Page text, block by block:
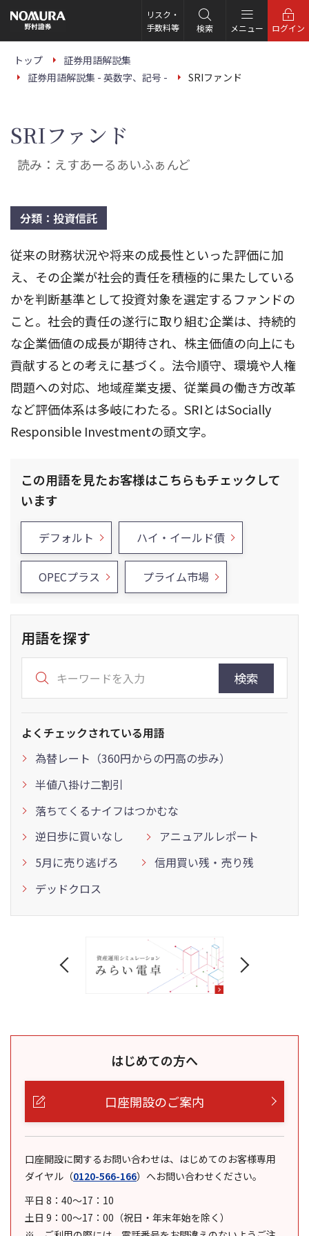
の
ー
リスク・
手数料等
検索 メニュー ログイン
トップ
証券用語解説集
証券用語解説集 - 英数字、記号 -
SRIファンド
SRIファンド
読み：えすあーるあいふぁんど
分類：投資信託
従来の財務状況や将来の成長性といった評価に加
え、その企業が社会的責任を積極的に果たしている
かを判断基準として投資対象を選定するファンドの
こと。社会的責任の遂行に取り組む企業は、持続的
な企業価値の成長が期待され、株主価値の向上にも
貢献するとの考えに基づく。法令順守、環境や人権
問題への対応、地域産業支援、従業員の働き方改革
など評価体系は多岐にわたる。SRIとはSocially
Responsible Investmentの頭文字。
この用語を見たお客様はこちらもチェックして
います
デフォルト ハイ・イールド債
OPECプラス プライム市場
用語を探す
検索
よくチェックされている用語
為替レート（360円からの円高の歩み）
半値八掛け二割引
落ちてくるナイフはつかむな
逆日歩に買いなし
アニュアルレポート
5月に売り逃げろ
信用買い残・売り残
デッドクロス
はじめての方へ
口座開設のご案内
口座開設に関するお問い合わせは、はじめてのお客様専用
ダイヤル （0120-566-166） へお問い合わせください。
平日 8：40～17：10
土日 9：00～17：00（祝日・年末年始を除く）